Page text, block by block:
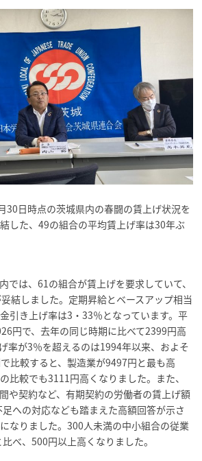
30日時点の茨城県内の春闘の賃上げ状況を
した、49の組合の平均賃上げ率は30年ぶ
では、61の組合が賃上げを要求していて、
結しました。定期昇給とベースアップ相当
引き上げ率は3・33％となっています。平
円で、去年の同じ時期に比べて2399円高
率が3％を超えるのは1994年以来、およそ
比較すると、製造業が9497円と最も高
比較でも3111円高くなりました。また、
や契約など、有期契約の労働者の賃上げ額
への対応なども踏まえた高額回答が示さ
なりました。300人未満の中小組合の従業
べ、500円以上高くなりました。